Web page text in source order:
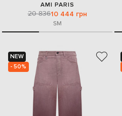
AMI PARIS
20 83610 444 грн
SM
NEW
- 50%